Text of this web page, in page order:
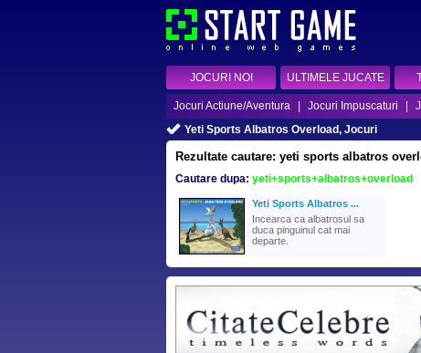
JOCURI NOI ULTIMELE JUCATE
Jocuri Actiune/Aventura Jocuri Impuscaturi
Yeti Sports Albatros Overload, Jocuri
Rezultate cautare: yeti sports albatros
Cautare dupa: yeti+sports+albatros+overload
Yeti Sports Albatros ...
Incearca ca albatrosul sa
duca pinguinul cat mai
departe.